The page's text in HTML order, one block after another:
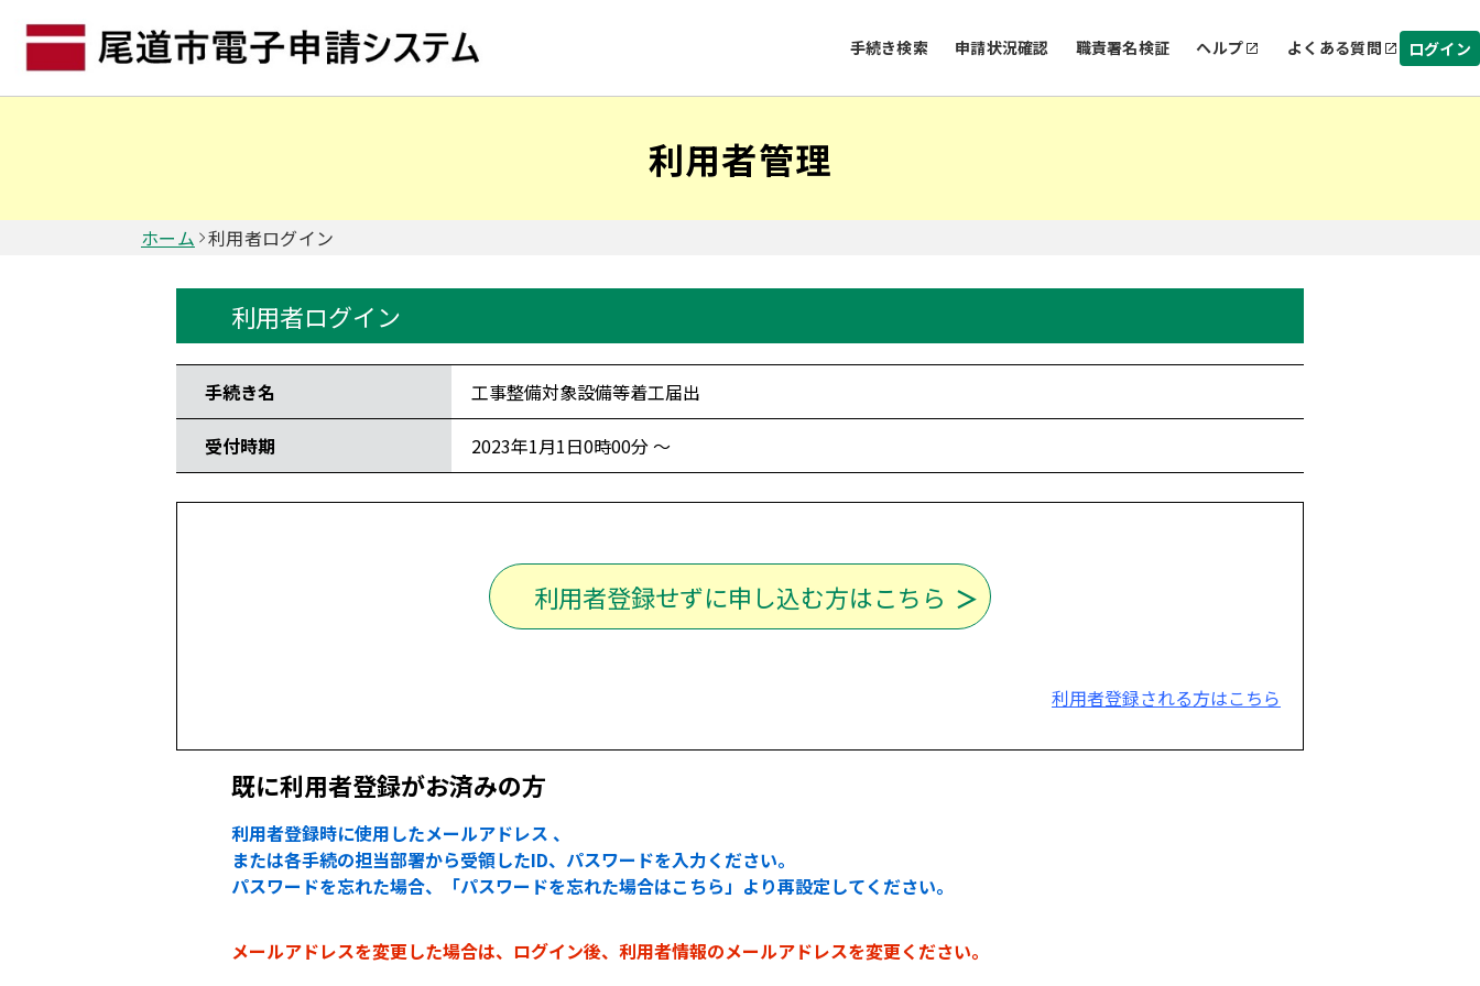
手続き検索 申請状況確認 職責署名検証 ヘルプ よくある質問 ログイン
利用者管理
ホーム 利用者ログイン
利用者ログイン
手続き名 工事整備対象設備等着工届出
受付時期 2023年1月1日0時00分 ～
利用者登録せずに申し込む方はこちら
利用者登録される方はこちら
既に利用者登録がお済みの方
利用者登録時に使用したメールアドレス 、
または各手続の担当部署から受領したID、パスワードを入力ください。
パスワードを忘れた場合、「パスワードを忘れた場合はこちら」より再設定してください。
メールアドレスを変更した場合は、ログイン後、利用者情報のメールアドレスを変更ください。